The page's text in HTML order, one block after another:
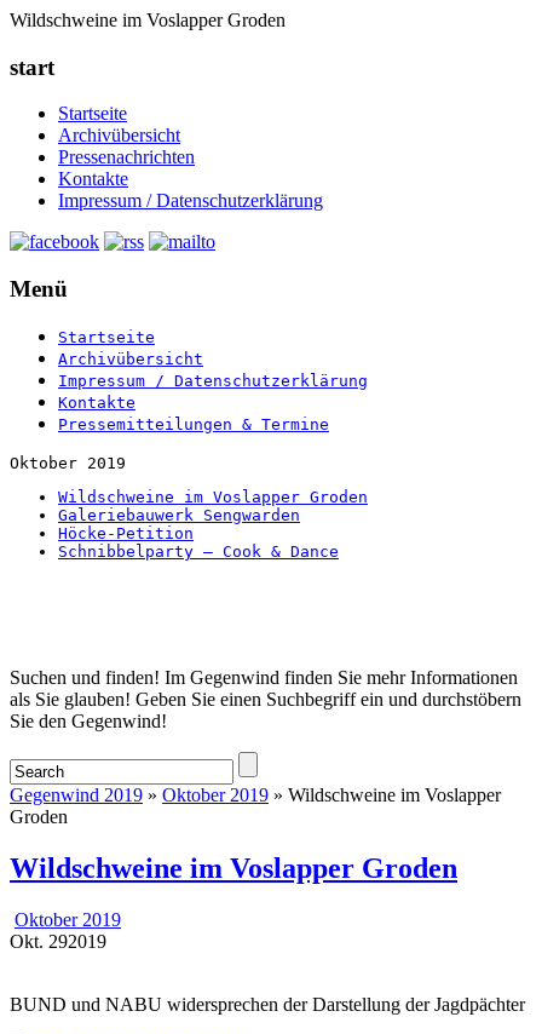
Wildschweine im Voslapper Groden
start
Startseite
Archivübersicht
Pressenachrichten
Kontakte
Impressum / Datenschutzerklärung
Menü
Startseite
Archivübersicht
Impressum / Datenschutzerklärung
Kontakte
Pressemitteilungen & Termine
Oktober 2019
Wildschweine im Voslapper Groden
Galeriebauwerk Sengwarden
Höcke-Petition
Schnibbelparty – Cook & Dance
Startseite
Suchen und finden! Im Gegenwind finden Sie mehr Informationen
als Sie glauben! Geben Sie einen Suchbegriff ein und durchstöbern
Sie den Gegenwind!
Gegenwind 2019 » Oktober 2019 » Wildschweine im Voslapper
Groden
Wildschweine im Voslapper Groden
Oktober 2019
Okt. 292019
BUND und NABU widersprechen der Darstellung der Jagdpächter